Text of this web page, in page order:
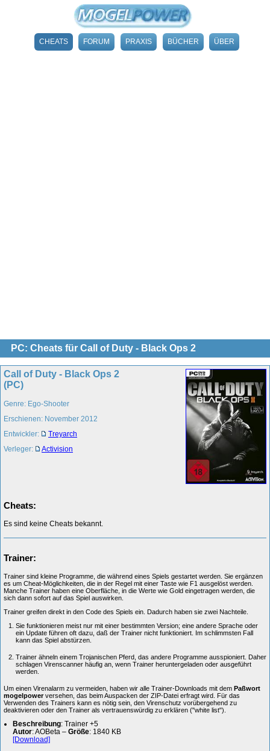
CHEATS FORUM PRAXIS BÜCHER ÜBER
PC: Cheats für Call of Duty - Black Ops 2
Call of Duty - Black Ops 2
(PC)
Genre: Ego-Shooter
Erschienen: November 2012
Entwickler:
Treyarch
Verleger:
Activision
Cheats:
Es sind keine Cheats bekannt.
Trainer:
Trainer sind kleine Programme, die während eines Spiels gestartet werden. Sie ergänzen
es um Cheat-Möglichkeiten, die in der Regel mit einer Taste wie F1 ausgelöst werden.
Manche Trainer haben eine Oberfläche, in die Werte wie Gold eingetragen werden, die
sich dann sofort auf das Spiel auswirken.
Trainer greifen direkt in den Code des Spiels ein. Dadurch haben sie zwei Nachteile.
Sie funktionieren meist nur mit einer bestimmten Version; eine andere Sprache oder
ein Update führen oft dazu, daß der Trainer nicht funktioniert. Im schlimmsten Fall
kann das Spiel abstürzen.
Trainer ähneln einem Trojanischen Pferd, das andere Programme ausspioniert. Daher
schlagen Virenscanner häufig an, wenn Trainer heruntergeladen oder ausgeführt
werden.
Um einen Virenalarm zu vermeiden, haben wir alle Trainer-Downloads mit dem Paßwort
mogelpowerversehen, das beim Auspacken der ZIP-Datei erfragt wird. Für das
Verwenden des Trainers kann es nötig sein, den Virenschutz vorübergehend zu
deaktivieren oder den Trainer als vertrauenswürdig zu erklären ("white list").
Beschreibung: Trainer +5
Autor: AOBeta – Größe: 1840 KB
[Download]